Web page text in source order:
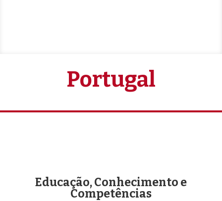
Portugal
Educação, Conhecimento e
Competências